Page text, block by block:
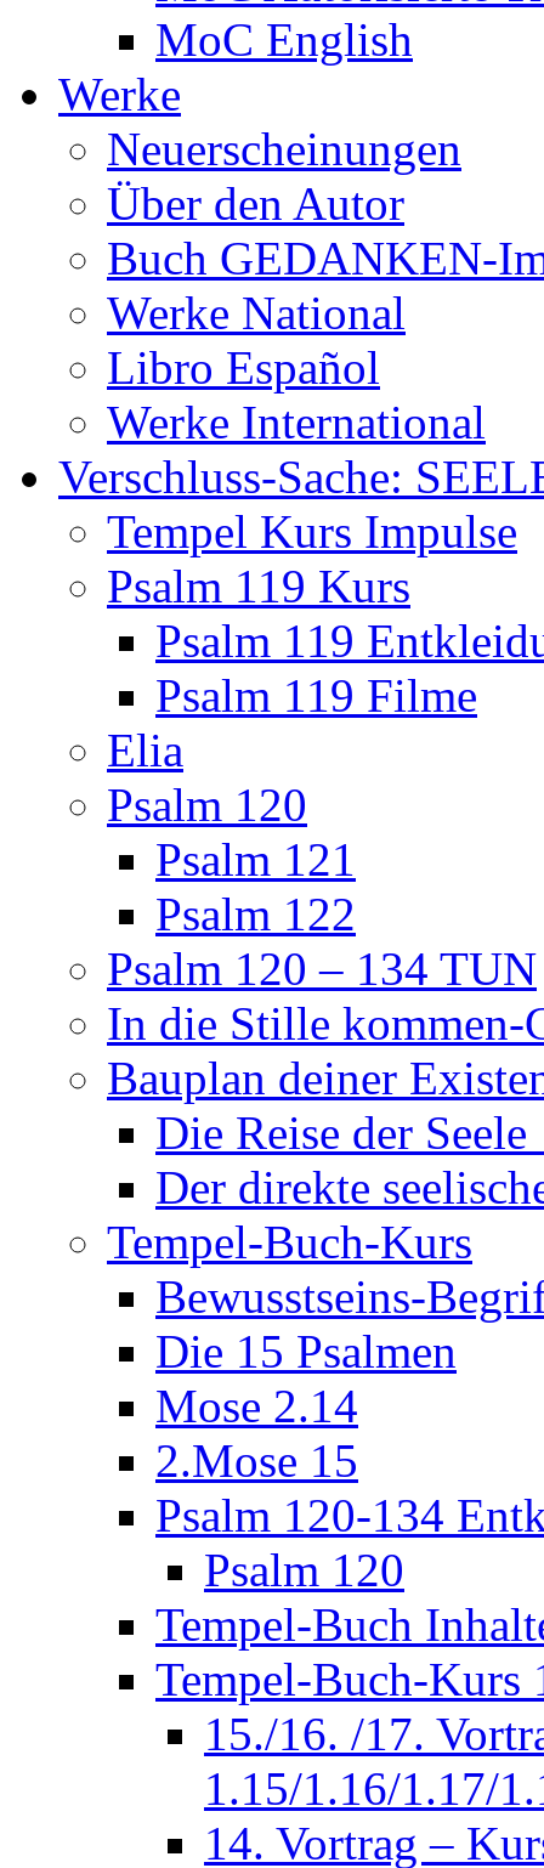
MoC English
Werke
Neuerscheinungen
Über den Autor
Buch GEDANKEN-
Werke National
Libro Español
Werke International
Verschluss-Sache:
Tempel Kurs Impulse
Psalm 119 Kurs
Psalm 119
Psalm 119 Filme
Elia
Psalm 120
Psalm 121
Psalm 122
Psalm 120 – 134 TUN
In die Stille kommen-
Bauplan deiner
Die Reise der
Der direkte
Tempel-Buch-Kurs
Bewusstseins-
Die 15 Psalmen
Mose 2.14
2.Mose 15
Psalm 120-134
Psalm 120
Tempel-Buch
Tempel-Buch-Kurs
15./16. /17.
1.15/1.16/1.17/
14. Vortrag –